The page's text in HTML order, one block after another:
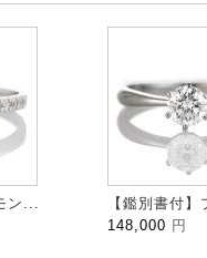
ン...
【鑑別書付
148,000 円